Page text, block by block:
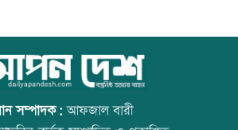
অতিরিক্ত মদপানে এক ব্যক্তির মৃত্যু
কোরআন-হাদিসে নামাজ না পড়ার শাস্তি
সম্পাদক:আফজাল বারী